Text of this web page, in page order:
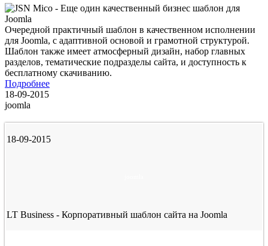
Очередной практичный шаблон в качественном исполнении
для Joomla, с адаптивной основой и грамотной структурой.
Шаблон также имеет атмосферный дизайн, набор главных
разделов, тематические подразделы сайта, и доступность к
бесплатному скачиванию.
Подробнее
18-09-2015
joomla
18-09-2015
LT Business - Корпоративный шаблон сайта на Joomla